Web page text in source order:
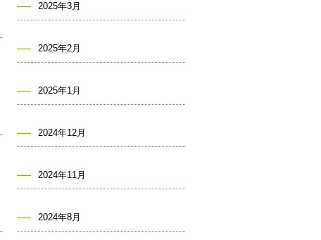
2025年3月
2025年2月
2025年1月
2024年12月
2024年11月
2024年8月